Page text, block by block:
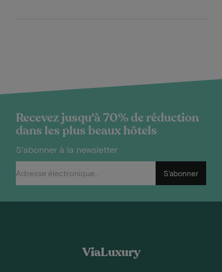
Recevez jusqu'à 70% de réduction
dans les plus beaux hôtels
S'abonner à la newsletter
S'abonner
ViaLuxury